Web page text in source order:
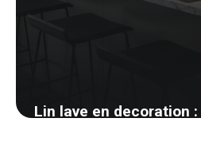
Lin lave en decoration